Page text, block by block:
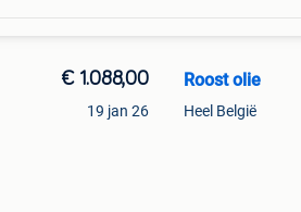
€ 1.088,00
19 jan 26
Roost olie
Heel België